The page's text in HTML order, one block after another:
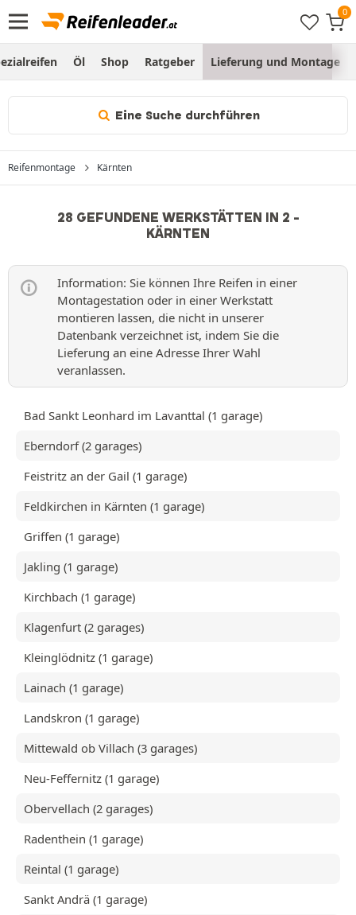
Öl Shop Ratgeber Lieferung und Montage
Eine Suche durchführen
Reifenmontage Kärnten
28 GEFUNDENE WERKSTÄTTEN IN 2 -
KÄRNTEN
Information: Sie können Ihre Reifen in einer
Montagestation oder in einer Werkstatt
montieren lassen, die nicht in unserer
Datenbank verzeichnet ist, indem Sie die
Lieferung an eine Adresse Ihrer Wahl
veranlassen.
Bad Sankt Leonhard im Lavanttal (1 garage)
Eberndorf (2 garages)
Feistritz an der Gail (1 garage)
Feldkirchen in Kärnten (1 garage)
Griffen (1 garage)
Jakling (1 garage)
Kirchbach (1 garage)
Klagenfurt (2 garages)
Kleinglödnitz (1 garage)
Lainach (1 garage)
Landskron (1 garage)
Mittewald ob Villach (3 garages)
Neu-Feffernitz (1 garage)
Obervellach (2 garages)
Radenthein (1 garage)
Reintal (1 garage)
Sankt Andrä (1 garage)